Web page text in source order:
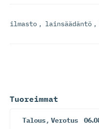
ilmasto , lainsäädäntö ,
Tuoreimmat
Talous, Verotus